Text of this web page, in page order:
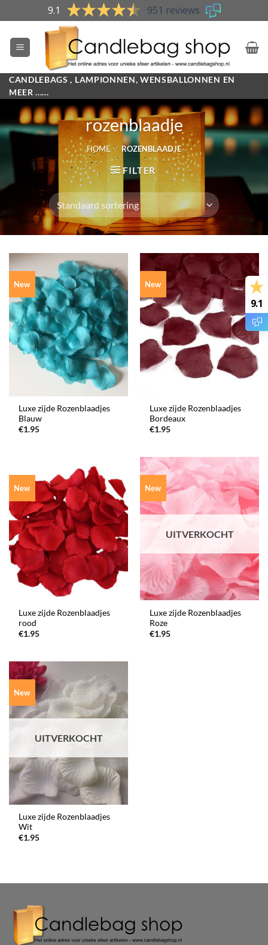
to
content
9.1 951 reviews
CANDLEBAGS , LAMPIONNEN, WENSBALLONNEN EN
MEER ......
rozenblaadje
HOME / ROZENBLAADJE
FILTER
New
Luxe zijde Rozenblaadjes
Blauw
€1.95
New
Luxe zijde Rozenblaadjes
Bordeaux
€1.95
New
Luxe zijde Rozenblaadjes
rood
€1.95
New
UITVERKOCHT
Luxe zijde Rozenblaadjes
Roze
€1.95
New
UITVERKOCHT
Luxe zijde Rozenblaadjes
Wit
€1.95
9.1